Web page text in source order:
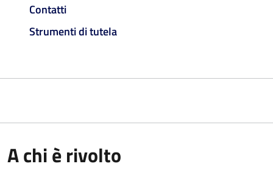
Contatti
Strumenti di tutela
A chi è rivolto